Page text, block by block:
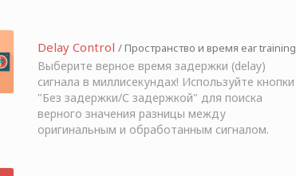
Delay Control / Пространство и время ear training
Выберите верное время задержки (delay)
сигнала в миллисекундах! Используйте кнопки
"Без задержки/С задержкой" для поиска
верного значения разницы между
оригинальным и обработанным сигналом.